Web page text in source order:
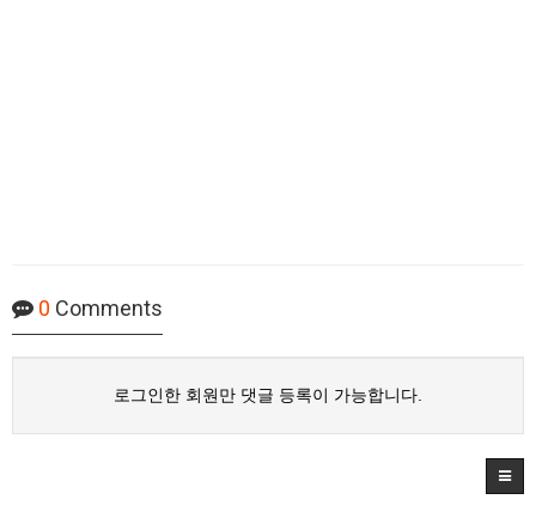
0 Comments
로그인한 회원만 댓글 등록이 가능합니다.